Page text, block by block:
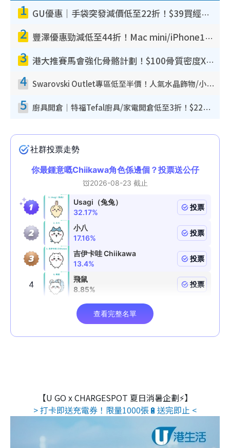
1 GU優惠｜手袋突發減價低至22折！$39買經典波士頓包/餃子袋！飾物同步減價$29起！
2 豐澤優惠勁減低至44折！Mac mini/iPhone17Pro大減價！廚房家電$220起
3 港大推賽馬會強化骨骼計劃！$100骨質密度X光檢查 完成免費運動訓練送超市禮券！附參加資格
4 Swarovski Outlet專區低至半價！人氣水晶飾物/小擺設$138起！迪士尼款/水晶高跟鞋都有平
5 廚具開倉｜特福Tefal廚具/家電開倉低至3折！$220起買平底鍋/炒鑊/湯煲！電飯煲/吸塵機/燙斗$418起
【U GO x CHARGESPOT 夏日消暑企劃⚡】
> 打卡即送充電券！限量1000張🔋送完即止 <